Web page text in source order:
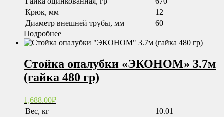
Крюк, мм
12
Диаметр внешней трубы, мм
60
Подробнее
Стойка опалубки «ЭКОНОМ» 3.7м
(гайка 480 гр)
1,688.00₽
Вес, кг
10.01